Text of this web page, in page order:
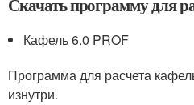
Скачать программу для
Кафель 6.0 PROF
Программа для расчета
изнутри.